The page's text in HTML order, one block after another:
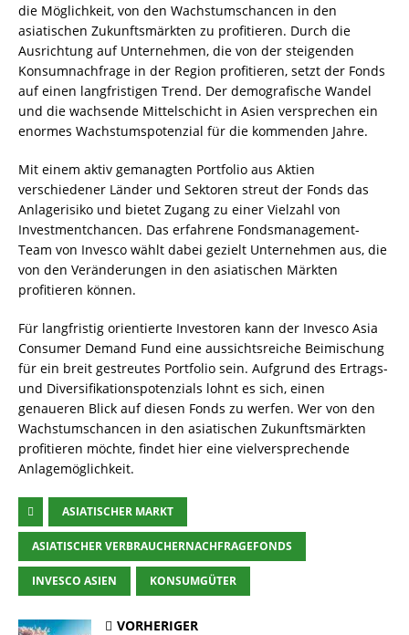
die Möglichkeit, von den Wachstumschancen in den
asiatischen Zukunftsmärkten zu profitieren. Durch die
Ausrichtung auf Unternehmen, die von der steigenden
Konsumnachfrage in der Region profitieren, setzt der Fonds
auf einen langfristigen Trend. Der demografische Wandel
und die wachsende Mittelschicht in Asien versprechen ein
enormes Wachstumspotenzial für die kommenden Jahre.
Mit einem aktiv gemanagten Portfolio aus Aktien
verschiedener Länder und Sektoren streut der Fonds das
Anlagerisiko und bietet Zugang zu einer Vielzahl von
Investmentchancen. Das erfahrene Fondsmanagement-
Team von Invesco wählt dabei gezielt Unternehmen aus, die
von den Veränderungen in den asiatischen Märkten
profitieren können.
Für langfristig orientierte Investoren kann der Invesco Asia
Consumer Demand Fund eine aussichtsreiche Beimischung
für ein breit gestreutes Portfolio sein. Aufgrund des Ertrags-
und Diversifikationspotenzials lohnt es sich, einen
genaueren Blick auf diesen Fonds zu werfen. Wer von den
Wachstumschancen in den asiatischen Zukunftsmärkten
profitieren möchte, findet hier eine vielversprechende
Anlagemöglichkeit.
ASIATISCHER MARKT
ASIATISCHER VERBRAUCHERNACHFRAGEFONDS
INVESCO ASIEN KONSUMGÜTER
VORHERIGER